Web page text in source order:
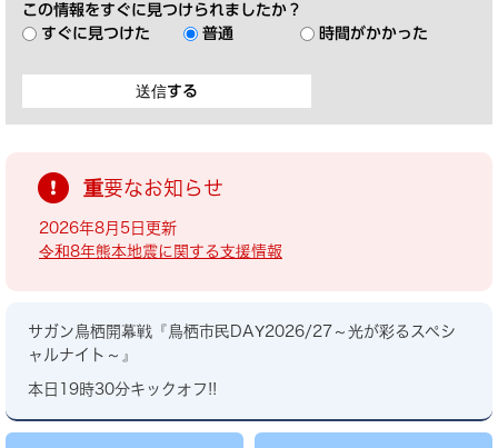
この情報をすぐに見つけられましたか？
すぐに見つけた
普通 時間がかかった
重要なお知らせ
2026年8月5日更新
令和8年熊本地震に関する支援情報
サガン鳥栖開幕戦『鳥栖市民DAY2026/27～光が彩るスペシ
ャルナイト～』
本日19時30分キックオフ!!